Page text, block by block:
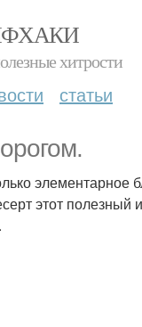
хитрости
статьи
элементарное
этот